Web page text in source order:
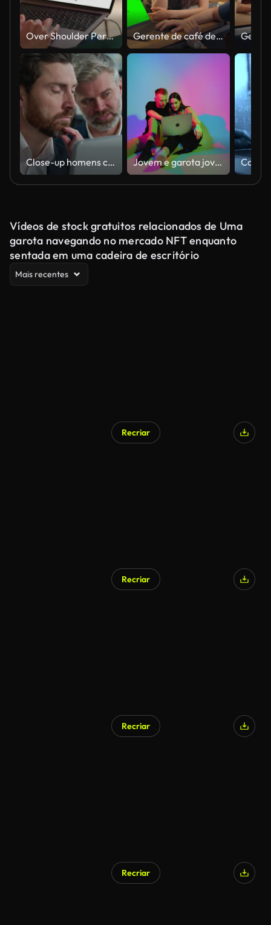
Over Shoulder Person Usando laptop, compras online para eletrônicos, fones de ouvido hi-fi sem fio. conceito de e-Commerce de compra, compra, encomenda de dispositivos tecnológicos no site. Close-up Shot Gerente de café de rua e barista feminina usando laptop com tela verde Mock Up Display em um caminhão de comida e café, discutindo estratégias de negócios e relatórios financeiros
Close-up homens caucasianos homens negócios olhando para a tela do computador no escritório executivo empresário dizer explicar colega masculino cliente investidor compartilhando notícias de negócios software de aconselhamento explicando dados digitai Jovem e garota jovem moderna com laptop assistindo filmes, séries, jogando ou fazendo compras online. Luz de neon colorida
Vídeos de stock gratuitos relacionados de Uma
garota navegando no mercado NFT enquanto
sentada em uma cadeira de escritório
Mais recentes
Recriar
Recriar
Recriar
Recriar